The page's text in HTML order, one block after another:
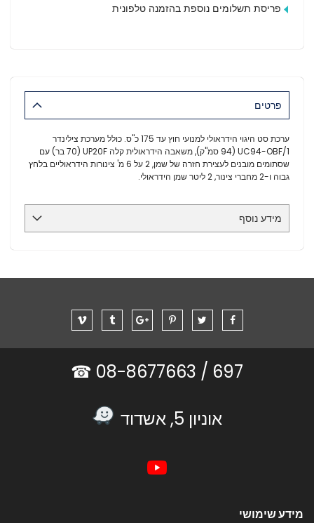
פריסת תשלומים נוספת בהזמנה טלפונית
פרטים
ערכת סט היגוי הידראולי למנועי חוץ עד 175 כ"ס. כולל מערכת צילינדר
UC94-OBF/1 (94 סמ"ק), משאבה הידראולית קלה UP20F (70 בר) עם
שסתומים מובנים לעצירת חזרה של שמן, 2 על 6 מ' צינורות הידראוליים בלחץ
גבוה ו-2 מחברי צינור, 2 ליטר שמן הידראולי.
מידע נוסף
697 /
אוניון 5, אשדוד
מידע שימושי